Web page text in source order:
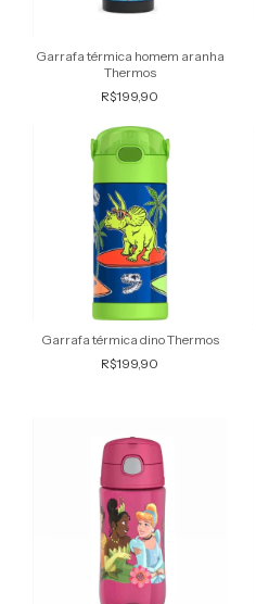
Garrafa térmica homem aranha
Thermos
R$199,90
Garrafa térmica dino Thermos
R$199,90